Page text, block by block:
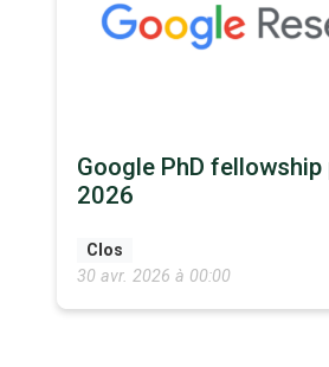
Google PhD
2026
Clos
30 avr. 2026 à 00:00